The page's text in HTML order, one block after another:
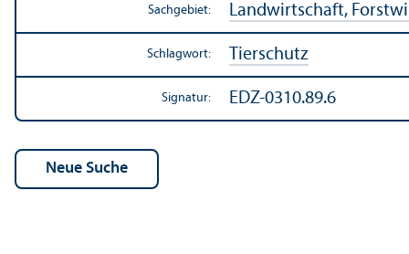
Sachgebiet: Landwirtschaft,
Schlagwort: Tierschutz
Signatur: EDZ-0310.89.6